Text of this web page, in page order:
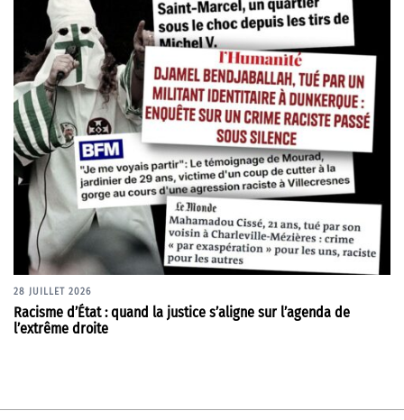
28 JUILLET 2026
Racisme d’État : quand la justice s’aligne sur l’agenda de
l’extrême droite